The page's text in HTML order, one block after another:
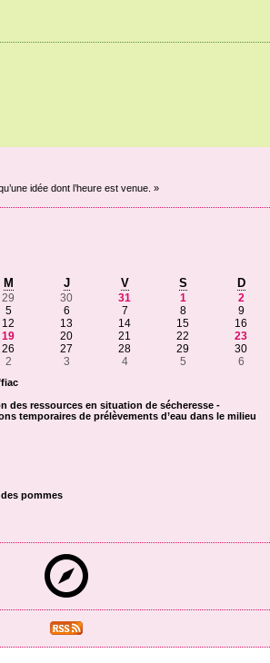
idée dont l’heure est venue. »
M J V S D
29 30 31 1
2
5 6 7 8
9
12 13 14 15
16
19 20 21 22
23
26 27 28 29
30
2 3 4 5 6
des ressources en situation de sécheresse -
temporaires de prélèvements d’eau dans le milieu
pommes